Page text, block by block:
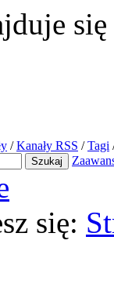
się
/ Kanały RSS / Tagi
się: